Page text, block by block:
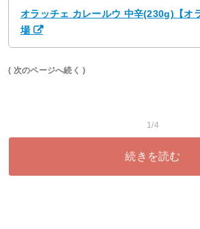
オラッチェ カレールウ 中辛(230g)【オ
場
( 次のページへ続く )
1/4
続きを読む